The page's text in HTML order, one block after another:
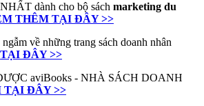
dành cho bộ sách marketing du
THÊM TẠI ĐÂY >>
về những trang sách doanh nhân
TẠI ĐÂY >>
aviBooks - NHÀ SÁCH DOANH
TẠI ĐÂY >>